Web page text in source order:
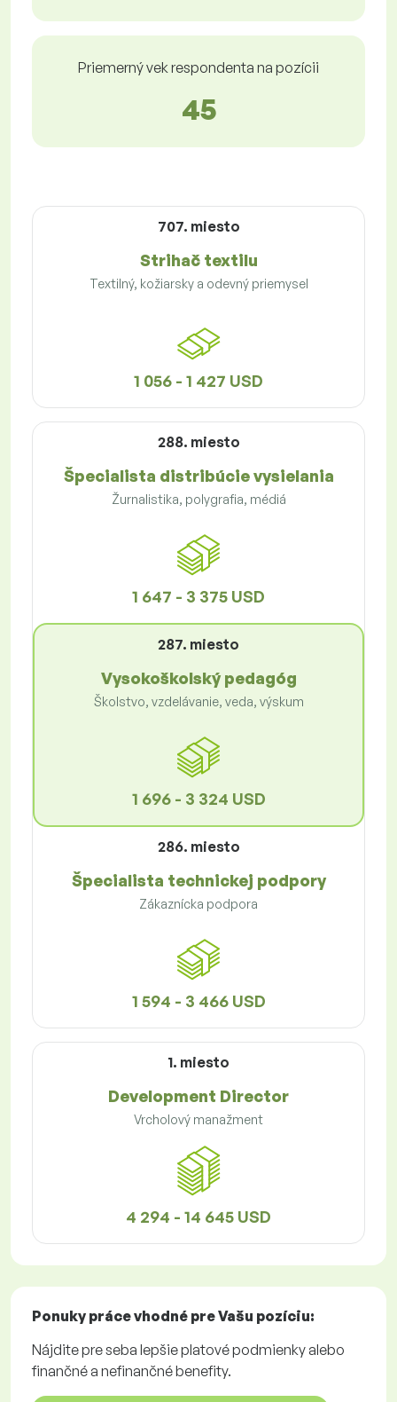
Priemerný vek respondenta na pozícii
45
707. miesto
Strihač textilu
Textilný, kožiarsky a odevný priemysel
1 056 - 1 427 USD
288. miesto
Špecialista distribúcie vysielania
Žurnalistika, polygrafia, médiá
1 647 - 3 375 USD
287. miesto
Vysokoškolský pedagóg
Školstvo, vzdelávanie, veda, výskum
1 696 - 3 324 USD
286. miesto
Špecialista technickej podpory
Zákaznícka podpora
1 594 - 3 466 USD
1. miesto
Development Director
Vrcholový manažment
4 294 - 14 645 USD
Ponuky prácevhodné pre Vašu pozíciu:
Nájdite pre seba lepšie platové podmienky alebo
finančné a nefinančné benefity.